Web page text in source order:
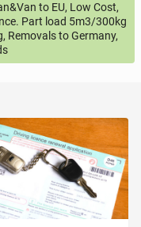
to EU, Low Cost,
Part load 5m3/300kg
Removals to Germany,